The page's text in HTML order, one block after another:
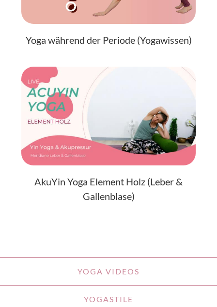
Yoga während der Periode (Yogawissen)
AkuYin Yoga Element Holz (Leber &
Gallenblase)
YOGA VIDEOS
YOGASTILE